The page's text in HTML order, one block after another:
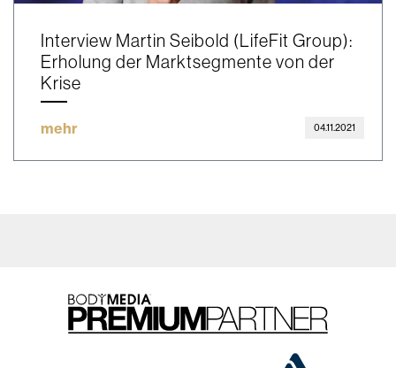
Interview Martin Seibold (LifeFit Group):
Erholung der Marktsegmente von der
Krise
mehr 04.11.2021